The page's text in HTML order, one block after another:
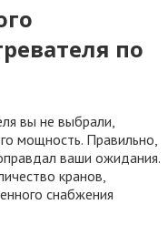
по
вы не выбрали,
мощность. Правильно,
ваши ожидания.
кранов,
снабжения